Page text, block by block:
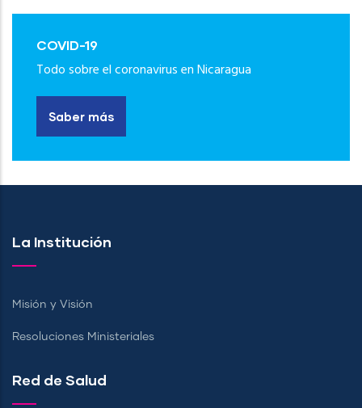
COVID-19
Todo sobre el coronavirus en Nicaragua
Saber más
La Institución
Misión y Visión
Resoluciones Ministeriales
Red de Salud